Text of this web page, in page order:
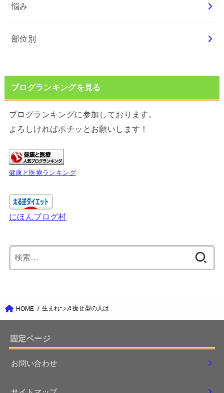
悩み
部位別
ブログランキングを見る
ブログランキングに参加しております。
よろしければポチッとお願いします！
健康と医療ランキング
にほんブログ村
索:
HOME 生まれつき痩せ型の人は
固定ページ
お問い合わせ